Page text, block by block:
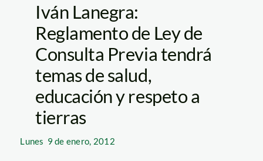
Iván Lanegra:
Reglamento de Ley de
Consulta Previa tendrá
temas de salud,
educación y respeto a
tierras
Lunes 9 de enero, 2012